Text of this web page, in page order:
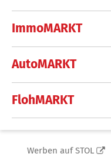
ImmoMARKT
AutoMARKT
FlohMARKT
Werben auf STOL